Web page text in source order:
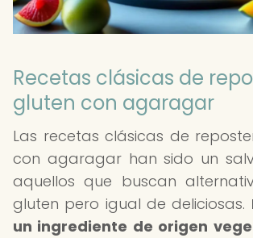
Recetas clásicas de
gluten con agaragar
Las recetas clásicas de
con agaragar han sido un
aquellos que buscan
gluten pero igual de deliciosas.
un ingrediente de origen